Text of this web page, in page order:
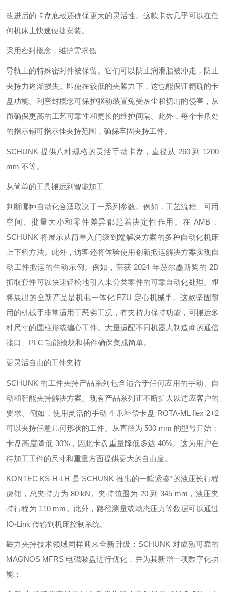
改进后的卡盘底板还确保更大的灵活性。这款卡盘几乎可以在任
何机床上快速便捷安装。
采用密封概念，维护需求低
导轨上的特殊密封件被保留。它们可以防止润滑脂被冲走，防止
夹持力逐渐损失。即使在较低的夹紧力下，这也能保证精确的卡
盘功能。利密封概念可保护驱动装置免受灰尘和切屑的侵害，从
而确保更高的工艺可靠性和更长的维护间隔。此外，每个卡爪处
的指示销可指示佳夹持范围，确保牢固夹持工件。
SCHUNK 提供八种规格的灵活手动卡盘，直径从 260 到 1200
mm 不等。
从简单的工具搬运到智能加工
判断哪种自动化合适取决于一系列参数。例如，工艺流程、可用
空间、批量大小和零件差异都起着决定性作用。在 AMB，
SCHUNK 将展示从简单入门级到端解决方案的多种自动化机床
上下料方法。此外，访客还将体验使用创新搬运解决方案实现自
动工件搬运的生动示例。例如，荣获 2024 年赫尔墨斯奖的 2D
抓取套件可以快速轻松地引入未分类零件的可靠自动化处理。即
将展出的全新产品是机电一体化 EZU 定心机械手。这款坚固耐
用的机械手非常适用于恶劣工况，有夹持力保持功能，可搬运多
种尺寸的圆柱形或偏心工件。大量适配不同机器人制造商的通信
接口、PLC 功能模块和插件确保集成简单。
更灵活自由的工件夹持
SCHUNK 的工件夹持产品系列包含适合于任何应用的手动、自
动和智能夹持解决方案。现有产品系列正不断扩大以适应客户的
要求。例如，使用灵活的手动 4 爪补偿卡盘 ROTA-ML flex 2+2
可以夹持任意几何形状的工件。从直径为 500 mm 的型号开始：
卡盘高度降低 30%，因此卡盘重量降低多达 40%。这为用户在
待加工工件的尺寸和重量方面提供更大的自由度。
KONTEC KS-H-LH 是 SCHUNK 推出的一款紧凑*的液压长行程
虎钳，总夹持力为 80 kN。夹持范围为 20 到 345 mm，液压夹
持行程为 110 mm。此外，路径测量或动态压力等数据可以通过
IO-Link 传输到机床控制系统。
磁力夹持技术领域同样迎来全新升级：SCHUNK 对成熟可靠的
MAGNOS MFRS 电磁吸盘进行优化，并为其新增一项数字化功
能：